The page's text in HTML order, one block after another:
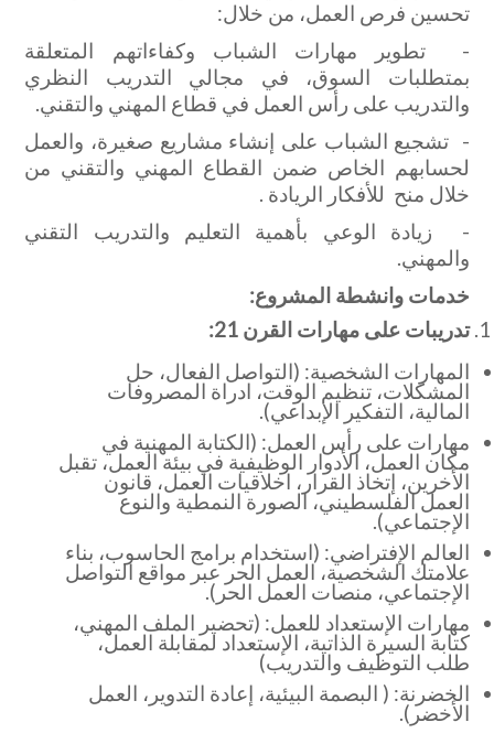
تحسين فرص العمل، من خلال:
- تطوير مهارات الشباب وكفاءاتهم المتعلقة
بمتطلبات السوق، في مجالي التدريب النظري
والتدريب على رأس العمل في قطاع المهني والتقني.
- تشجيع الشباب على إنشاء مشاريع صغيرة، والعمل
لحسابهم الخاص ضمن القطاع المهني والتقني من
خلال منح للأفكار الريادة .
- زيادة الوعي بأهمية التعليم والتدريب التقني
والمهني.
خدمات وانشطة المشروع:
تدريبات على مهارات القرن 21:
المهارات الشخصية: (التواصل الفعال، حل
المشكلات، تنظيم الوقت، ادراة المصروفات
المالية، التفكير الإبداعي).
مهارات على رأس العمل: (الكتابة المهنية في
مكان العمل، الأدوار الوظيفية في بيئة العمل، تقبل
الأخرين، إتخاذ القرار، اخلاقيات العمل، قانون
العمل الفلسطيني، الصورة النمطية والنوع
الإجتماعي).
العالم الإفتراضي: (استخدام برامج الحاسوب، بناء
علامتك الشخصية، العمل الحر عبر مواقع التواصل
الإجتماعي، منصات العمل الحر).
مهارات الإستعداد للعمل: (تحضير الملف المهني،
كتابة السيرة الذاتية، الإستعداد لمقابلة العمل،
طلب التوظيف والتدريب)
الخضرنة: ( البصمة البيئية، إعادة التدوير، العمل
الأخضر).